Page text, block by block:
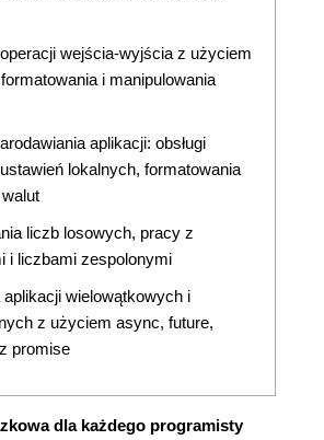
wejścia-wyjścia z użyciem
i manipulowania
aplikacji: obsługi
lokalnych, formatowania
liczb losowych, pracy z
i liczbami zespolonymi
aplikacji wielowątkowych i
z użyciem async, future,
promise
dla każdego programisty